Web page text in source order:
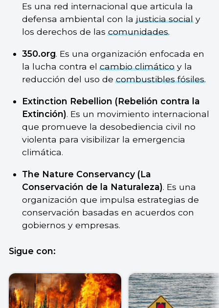
Es una red internacional que articula la
defensa ambiental con lajusticia socialy
los derechos de lascomunidades.
350.org. Es una organización enfocada en
la lucha contra elcambio climáticoy la
reducción del uso decombustibles fósiles.
Extinction Rebellion (Rebelión contra la
Extinción). Es un movimiento internacional
que promueve la desobediencia civil no
violenta para visibilizar la emergencia
climática.
The Nature Conservancy (La
Conservación de la Naturaleza). Es una
organización que impulsa estrategias de
conservación basadas en acuerdos con
gobiernos y empresas.
Sigue con: